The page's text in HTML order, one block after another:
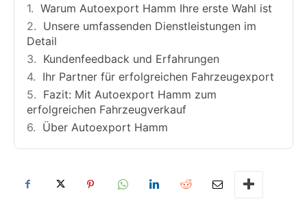
Warum Autoexport Hamm Ihre erste Wahl ist
Unsere umfassenden Dienstleistungen im
Detail
Kundenfeedback und Erfahrungen
Ihr Partner für erfolgreichen Fahrzeugexport
Fazit: Mit Autoexport Hamm zum
erfolgreichen Fahrzeugverkauf
Über Autoexport Hamm